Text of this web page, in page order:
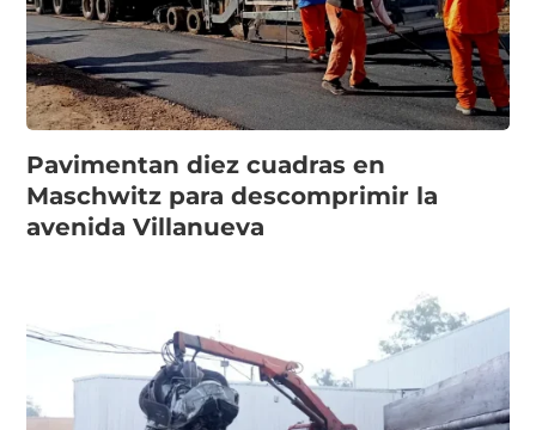
Pavimentan diez cuadras en
Maschwitz para descomprimir la
avenida Villanueva